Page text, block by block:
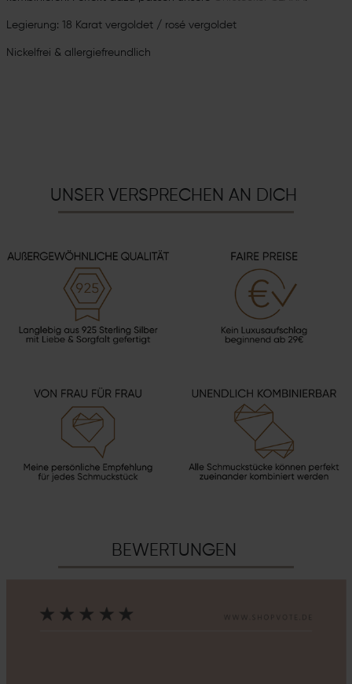
Legierung: 18 Karat vergoldet / rosé vergoldet
Nickelfrei & allergiefreundlich
UNSER VERSPRECHEN AN DICH
BEWERTUNGEN